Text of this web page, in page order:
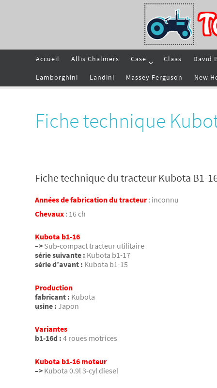
Accueil Allis Chalmers Case Claas David
Lamborghini Landini Massey Ferguson New
Fiche technique
Fiche technique du tracteur Kubota B1-
Années de fabrication du tracteur: inconnu
Chevaux : 16 ch
Kubota b1-16
–> Sub-compact tracteur utilitaire
série suivante : Kubota b1-17
série d’avant : Kubota b1-15
Production
fabricant : Kubota
usine : Japon
Variantes
b1-16d : 4 roues motrices
Kubota b1-16 moteur
–> Kubota 0.9l 3-cyl diesel